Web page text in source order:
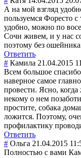
А на мой взгляд
пользуемся Форесто с
удобно, можно по
Сочи живем, и у нас
поэтому без
Ответить
# Камила 21.04.2015
Всем большое спасибо
наверное самое
провести. Ясно,
некому о нем
простите, собака
ложится. Поэтому,
профилактику
Ответить
# Ольга 21.04.2015
Полностью с вами